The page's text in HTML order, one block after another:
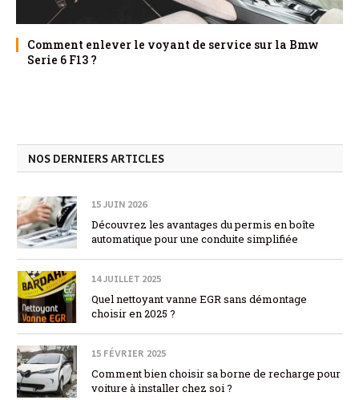
Comment enlever le voyant de service sur la Bmw
Serie 6 F13 ?
NOS DERNIERS ARTICLES
15 JUIN 2026
Découvrez les avantages du permis en boîte
automatique pour une conduite simplifiée
14 JUILLET 2025
Quel nettoyant vanne EGR sans démontage
choisir en 2025 ?
15 FÉVRIER 2025
Comment bien choisir sa borne de recharge pour
voiture à installer chez soi ?